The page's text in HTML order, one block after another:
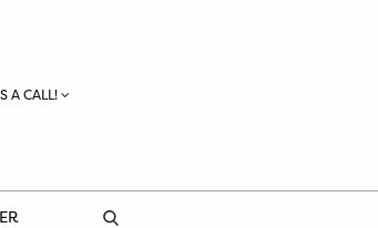
A CALL!